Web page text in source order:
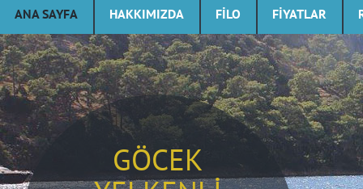
ANA SAYFA HAKKIMIZDA FİLO FİYATLAR
GÖCEK
RYA EĞİTİMİ
TYF YELKEN
YELKENLI
GÖCEK YELKEN
FETHIYE
YUNANISTAN'DA